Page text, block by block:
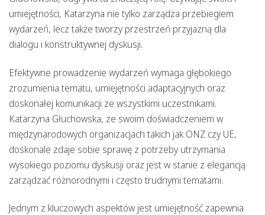
umiejętności, Katarzyna nie tylko zarządza przebiegiem
wydarzeń, lecz także tworzy przestrzeń przyjazną dla
dialogu i konstruktywnej dyskusji.
Efektywne prowadzenie wydarzeń wymaga głębokiego
zrozumienia tematu, umiejętności adaptacyjnych oraz
doskonałej komunikacji ze wszystkimi uczestnikami.
Katarzyna Głuchowska, ze swoim doświadczeniem w
międzynarodowych organizacjach takich jak ONZ czy UE,
doskonale zdaje sobie sprawę z potrzeby utrzymania
wysokiego poziomu dyskusji oraz jest w stanie z elegancją
zarządzać różnorodnymi i często trudnymi tematami.
Jednym z kluczowych aspektów jest umiejętność zapewnia